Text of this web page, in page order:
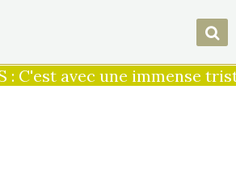
C'est avec une immense